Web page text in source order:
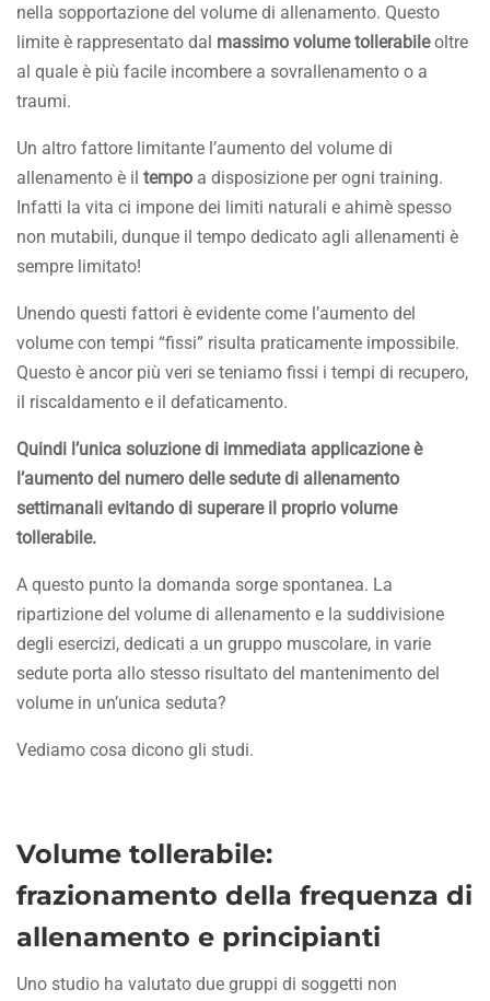
nella sopportazione del volume di allenamento. Questo
limite è rappresentato dal massimo volume tollerabileoltre
al quale è più facile incombere a sovrallenamento o a
traumi.
Un altro fattore limitante l’aumento del volume di
allenamento è il tempo a disposizione per ogni training.
Infatti la vita ci impone dei limiti naturali e ahimè spesso
non mutabili, dunque il tempo dedicato agli allenamenti è
sempre limitato!
Unendo questi fattori è evidente come l’aumento del
volume con tempi “fissi” risulta praticamente impossibile.
Questo è ancor più veri se teniamo fissi i tempi di recupero,
il riscaldamento e il defaticamento.
Quindi l’unica soluzione di immediata applicazione è
l’aumento del numero delle sedute di allenamento
settimanali evitando di superare il proprio volume
tollerabile.
A questo punto la domanda sorge spontanea. La
ripartizione del volume di allenamento e la suddivisione
degli esercizi, dedicati a un gruppo muscolare, in varie
sedute porta allo stesso risultato del mantenimento del
volume in un’unica seduta?
Vediamo cosa dicono gli studi.
Volume tollerabile:
frazionamento della frequenza di
allenamento e principianti
Uno studio ha valutato due gruppi di soggetti non